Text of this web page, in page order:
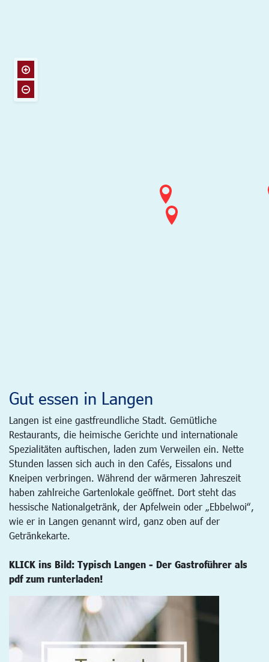
Gut essen in Langen
Langen ist eine gastfreundliche Stadt. Gemütliche
Restaurants, die heimische Gerichte und internationale
Spezialitäten auftischen, laden zum Verweilen ein. Nette
Stunden lassen sich auch in den Cafés, Eissalons und
Kneipen verbringen. Während der wärmeren Jahreszeit
haben zahlreiche Gartenlokale geöffnet. Dort steht das
hessische Nationalgetränk, der Apfelwein oder „Ebbelwoi“,
wie er in Langen genannt wird, ganz oben auf der
Getränkekarte.
KLICK ins Bild: Typisch Langen - Der Gastroführer als
pdf zum runterladen!